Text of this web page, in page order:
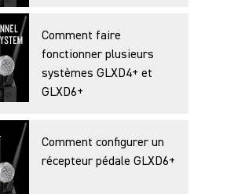
Comment faire
fonctionner plusieurs
systèmes GLXD4+ et
GLXD6+
Comment configurer un
récepteur pédale GLXD6+